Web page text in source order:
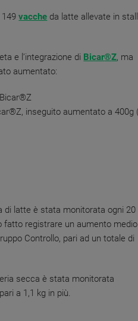
149vacche da latte allevate in
e l’integrazione di Bicar®Z, ma
aumentato:
inseguito aumentato a 400g
di latte è stata monitorata ogni 20
fatto registrare un aumento medio
Controllo, pari ad un totale di
secca è stata monitorata
a 1,1 kg in più.